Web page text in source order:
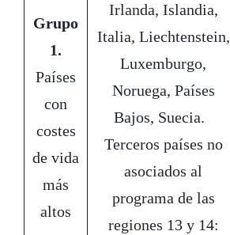
Grupo
1.
Países
con
costes
de vida
más
altos
Irlanda, Islandia,
Italia, Liechtenstein,
Luxemburgo,
Noruega, Países
Bajos, Suecia.
Terceros países no
asociados al
programa de las
regiones 13 y 14: